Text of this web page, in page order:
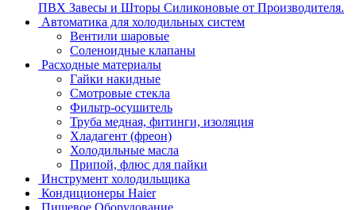
ПВХ Завесы и Шторы Силиконовые от Производителя.
Автоматика для холодильных систем
Вентили шаровые
Соленоидные клапаны
Расходные материалы
Гайки накидные
Смотровые стекла
Фильтр-осушитель
Труба медная, фитинги, изоляция
Хладагент (фреон)
Холодильные масла
Припой, флюс для пайки
Инструмент холодильщика
Кондиционеры Haier
Пищевое Оборудование